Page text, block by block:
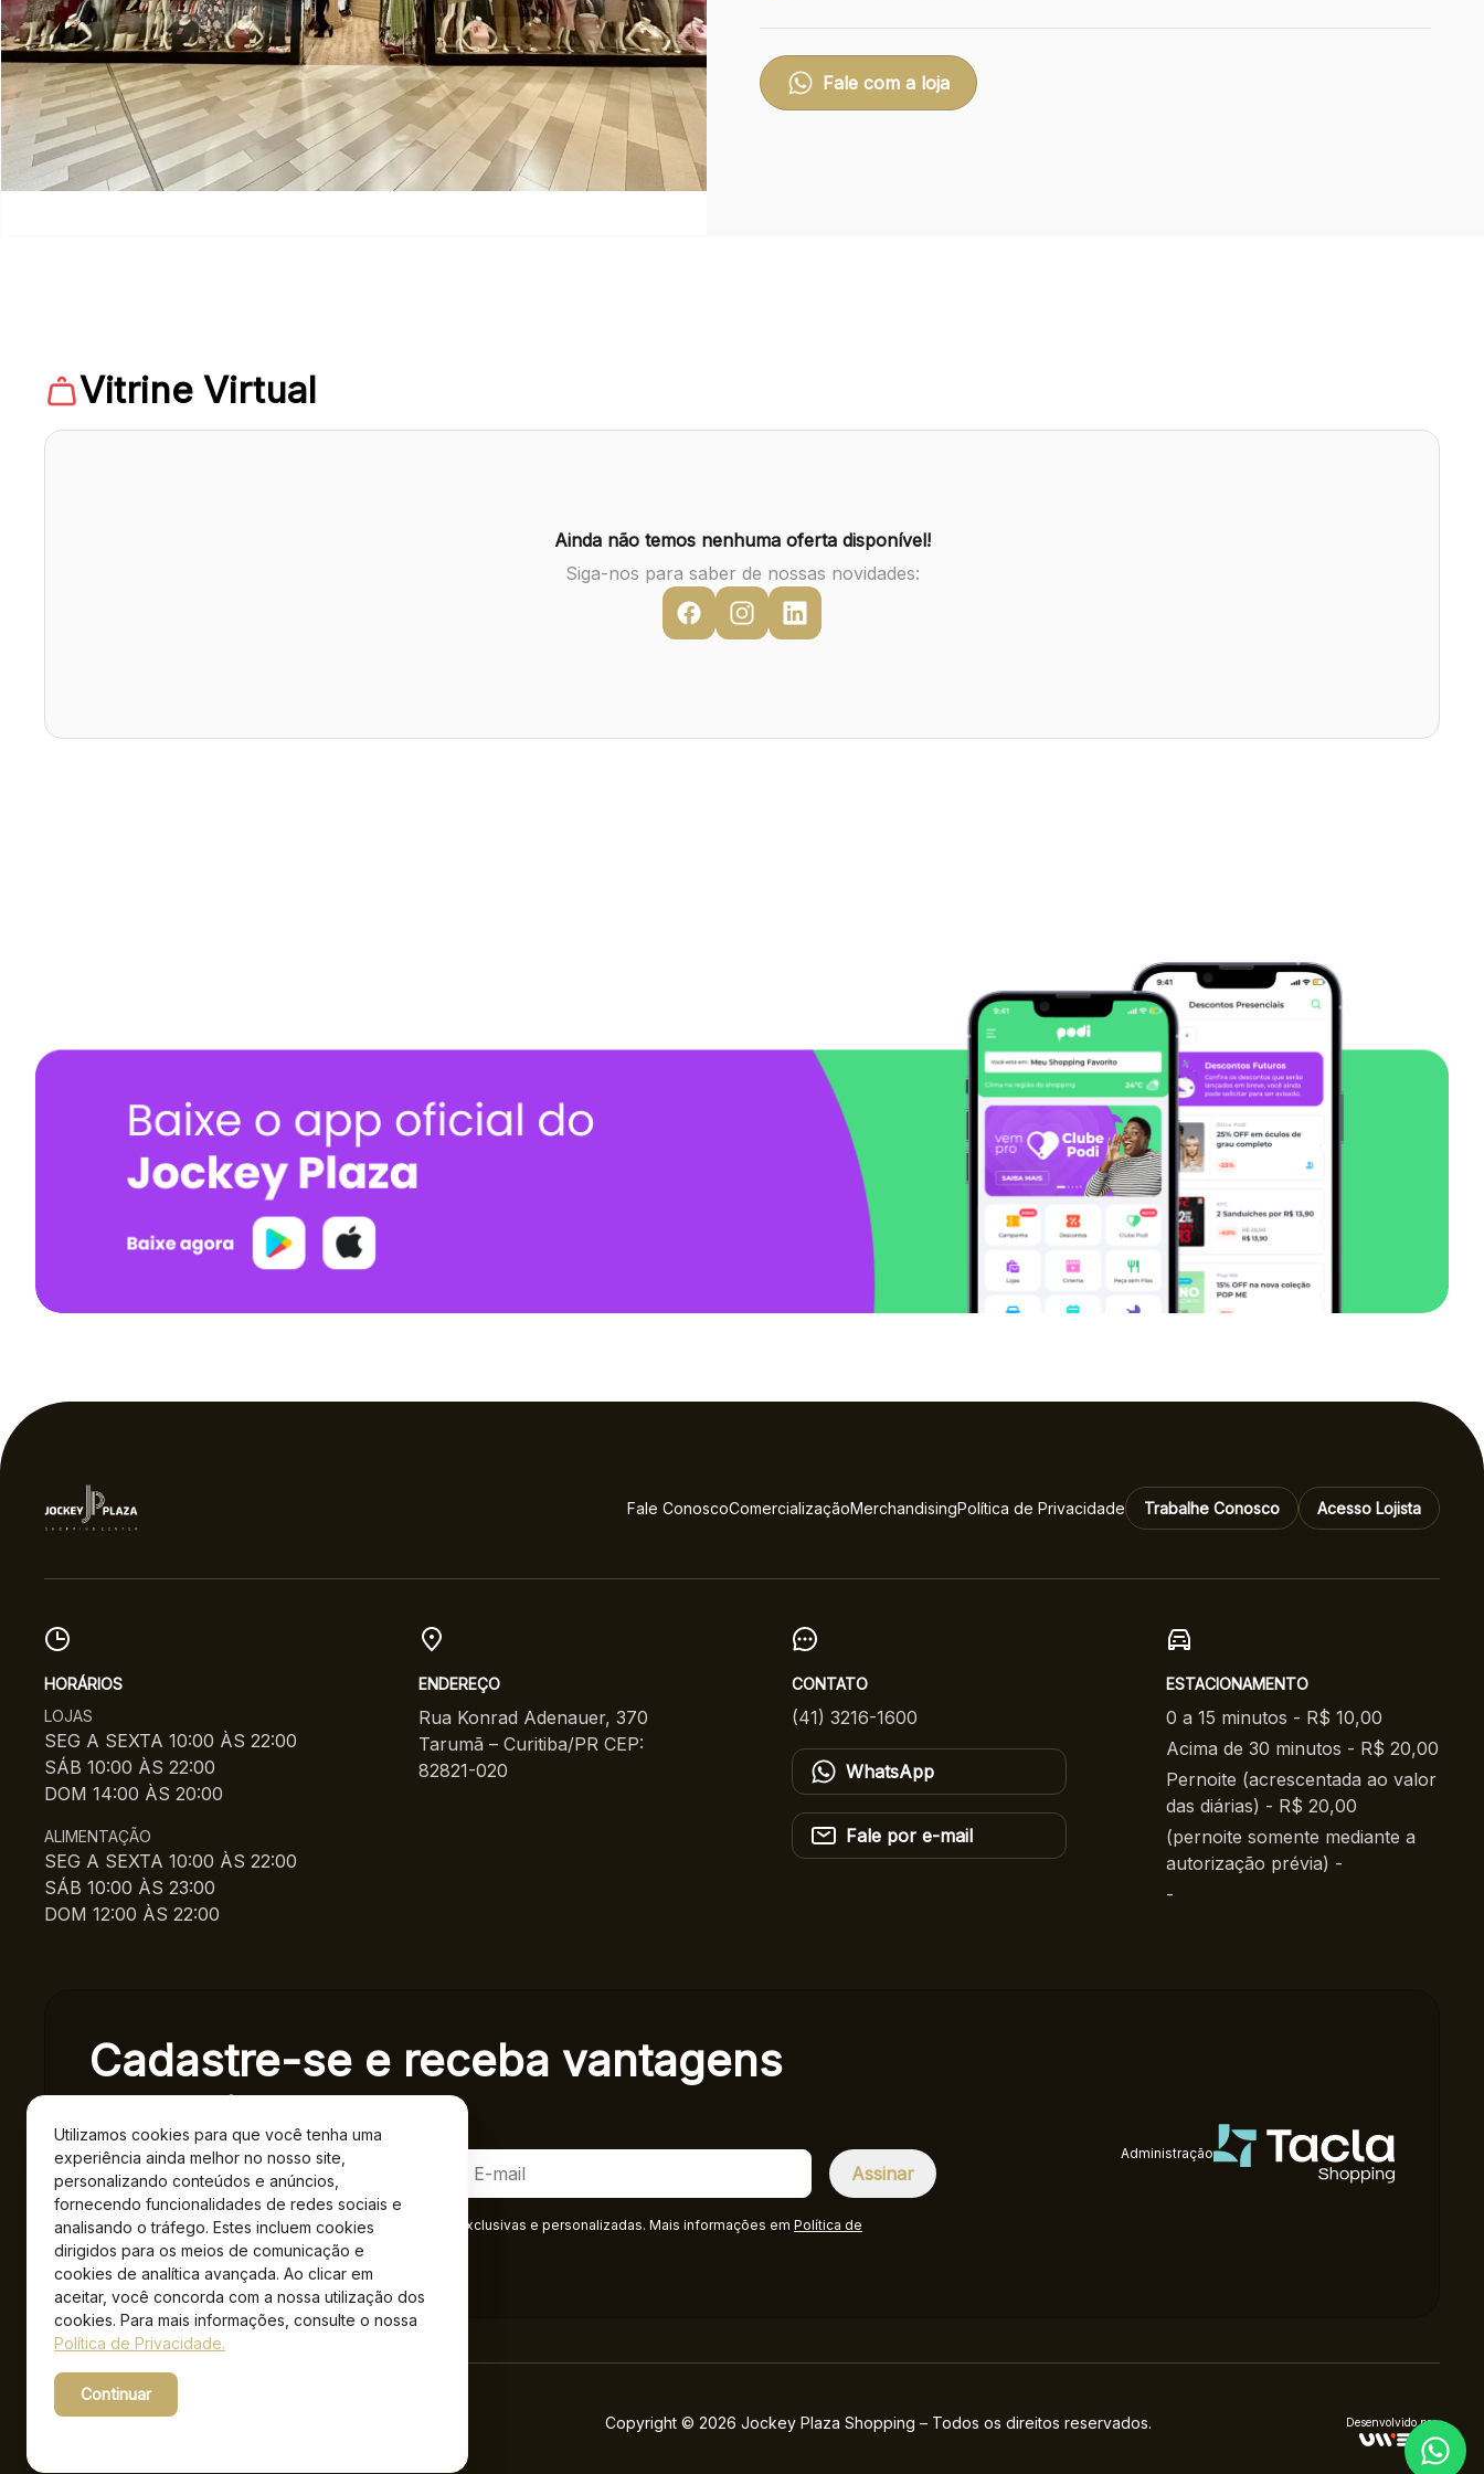
Utilizamos cookies para que você tenha uma
experiência ainda melhor no nosso site,
personalizando conteúdos e anúncios,
fornecendo funcionalidades de redes sociais e
analisando o tráfego. Estes incluem cookies
dirigidos para os meios de comunicação e
cookies de analítica avançada. Ao clicar em
aceitar, você concorda com a nossa utilização dos
cookies. Para mais informações, consulte o nossa
Política de Privacidade.
Continuar
Fale com a loja
Vitrine Virtual
Ainda não temos nenhuma oferta disponível!
Siga-nos para saber de nossas novidades:
Fale ConoscoComercializaçãoMerchandisingPolítica de Privacidade Trabalhe Conosco Acesso Lojista
HORÁRIOS
LOJAS
SEG A SEXTA 10:00 ÀS 22:00
SÁB 10:00 ÀS 22:00
DOM 14:00 ÀS 20:00
ALIMENTAÇÃO
SEG A SEXTA 10:00 ÀS 22:00
SÁB 10:00 ÀS 23:00
DOM 12:00 ÀS 22:00
ENDEREÇO
Rua Konrad Adenauer, 370
Tarumã – Curitiba/PR CEP:
82821-020
CONTATO
(41) 3216-1600
WhatsApp
Fale por e-mail
ESTACIONAMENTO
0 a 15 minutos - R$ 10,00
Acima de 30 minutos - R$ 20,00
Pernoite (acrescentada ao valor
das diárias) - R$ 20,00
(pernoite somente mediante a
autorização prévia) -
-
Cadastre-se e receba vantagens
exclusivas.
Ao se cadastrar você confirma em receber informações exclusivas e personalizadas. Mais informações em Política de
Privacidade.*
Administração
Copyright © 2026 Jockey Plaza Shopping – Todos os direitos reservados. Desenvolvido por: